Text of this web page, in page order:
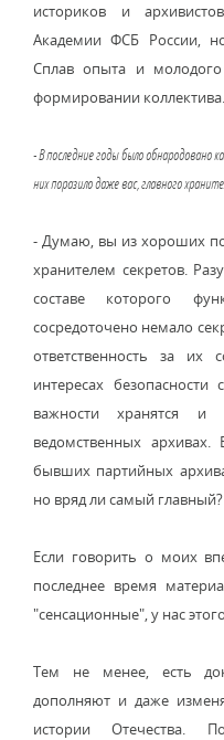
историков и
Академии ФСБ России,
Сплав опыта и
формировании коллектива.
- В последние годы было обнародовано
них поразило даже вас, главного
- Думаю, вы из хороших
хранителем секретов.
составе которого
сосредоточено немало
ответственность за их
интересах
важности хранятся и
ведомственных
бывших партийных
но вряд ли самый главный?
Если говорить о моих
последнее время
"сенсационные", у нас
Тем не менее, есть
дополняют и даже
истории Отечества.